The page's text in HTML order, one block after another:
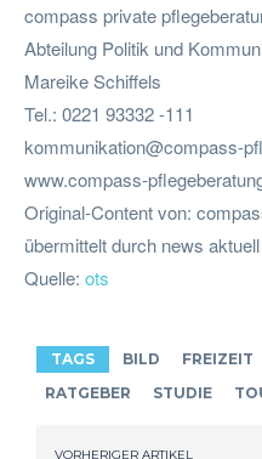
compass private
Abteilung Politik und
Mareike Schiffels
Tel.: 0221 93332 -111
kommunikation@compass-
www.compass-
Original-Content von:
übermittelt durch news aktuell
Quelle: ots
TAGS BILD FREIZEIT
RATGEBER
STUDIE
VORHERIGER ARTIKEL